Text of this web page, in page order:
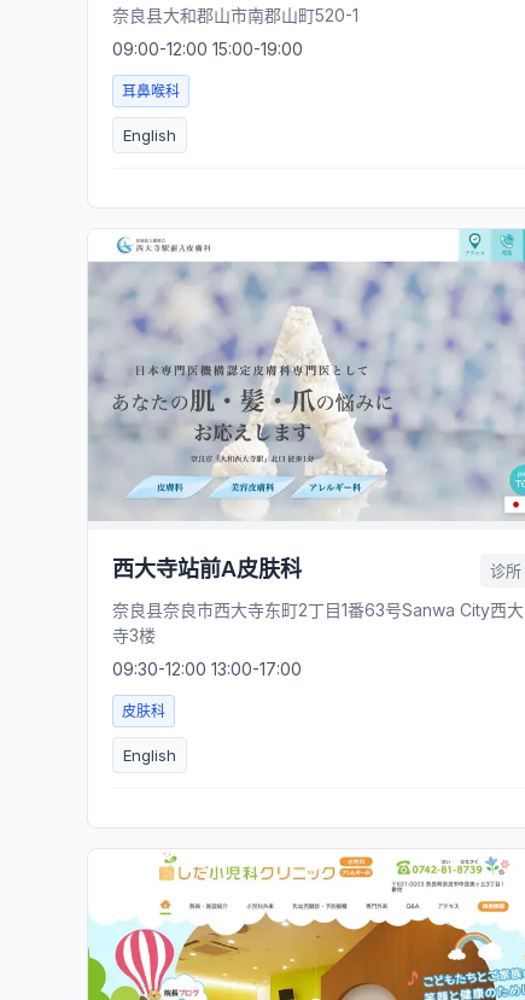
奈良县大和郡山市南郡山町520-1
09:00-12:00 15:00-19:00
耳鼻喉科
English
西大寺站前A皮肤科 诊所
奈良县奈良市西大寺东町2丁目1番63号Sanwa City西大
寺3楼
09:30-12:00 13:00-17:00
皮肤科
English